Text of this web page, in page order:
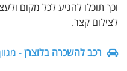
וכך תוכלו להגיע לכל מקום
לצילום קצר.
רכב להשכרה בלוצרן-